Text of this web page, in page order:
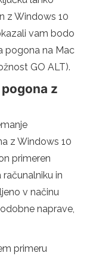
z Windows 10
vam bodo
pogona na Mac
GO ALT).
pogona z
z Windows 10
primeren
in
v načinu
naprave,
primeru